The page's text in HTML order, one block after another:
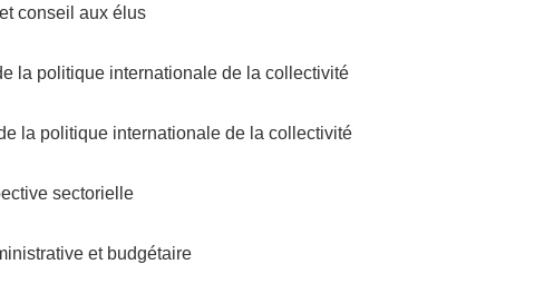
conseil aux élus
la politique internationale de la collectivité
la politique internationale de la collectivité
sectorielle
et budgétaire